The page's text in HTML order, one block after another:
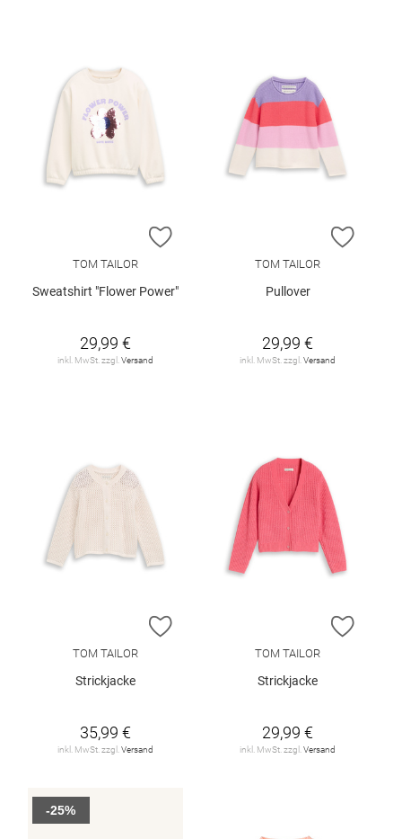
ZUR WUNSCHLISTE HINZUFÜGEN
TOM TAILOR
Sweatshirt "Flower Power"
29,99 €
inkl. MwSt. zzgl.Versand
ZUR
TOM TAILOR
Pullover
29,99 €
inkl. MwSt. zzgl.Versand
ZUR WUNSCHLISTE HINZUFÜGEN
TOM TAILOR
Strickjacke
35,99 €
inkl. MwSt. zzgl. Versand
ZUR
TOM TAILOR
Strickjacke
29,99 €
inkl. MwSt. zzgl. Versand
-25%